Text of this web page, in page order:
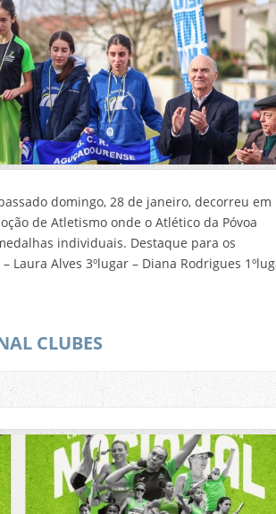
passado domingo, 28 de janeiro, decorreu em
de Atletismo onde o Atlético da Póvoa
individuais. Destaque para os
Laura Alves 3ºlugar – Diana Rodrigues
CLUBES